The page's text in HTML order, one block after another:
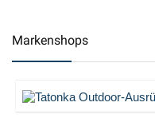
Markenshops